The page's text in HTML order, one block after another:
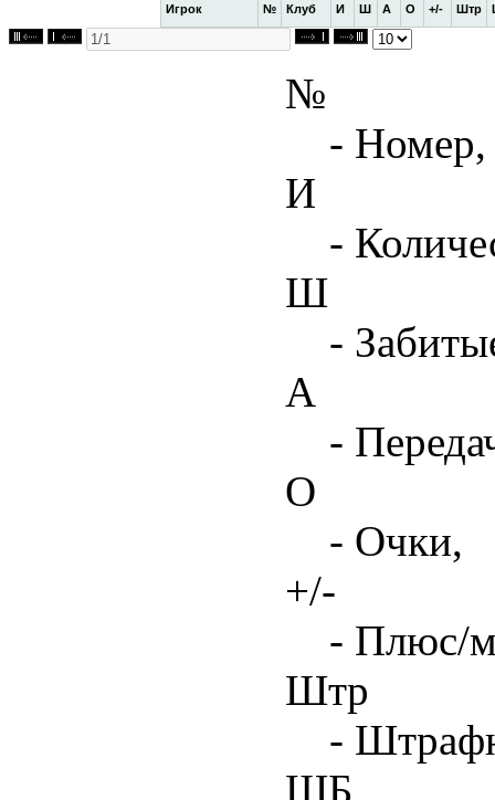
Игрок № Клуб И Ш А О +/- Штр
№
- Номер,
И
-
Ш
-
А
-
О
- Очки,
+/-
- Плюс/
Штр
-
ШБ